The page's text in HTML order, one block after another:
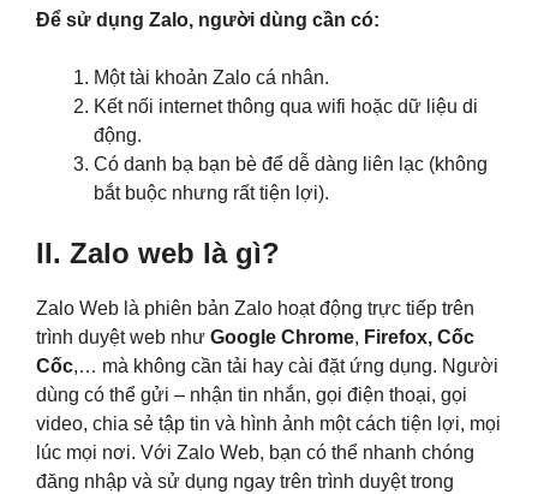
Để sử dụng Zalo, người dùng cần có:
Một tài khoản Zalo cá nhân.
Kết nối internet thông qua wifi hoặc dữ liệu di
động.
Có danh bạ bạn bè để dễ dàng liên lạc (không
bắt buộc nhưng rất tiện lợi).
II. Zalo web là gì?
Zalo Web là phiên bản Zalo hoạt động trực tiếp trên
trình duyệt web như Google Chrome, Firefox, Cốc
Cốc,… mà không cần tải hay cài đặt ứng dụng. Người
dùng có thể gửi – nhận tin nhắn, gọi điện thoại, gọi
video, chia sẻ tập tin và hình ảnh một cách tiện lợi, mọi
lúc mọi nơi. Với Zalo Web, bạn có thể nhanh chóng
đăng nhập và sử dụng ngay trên trình duyệt trong